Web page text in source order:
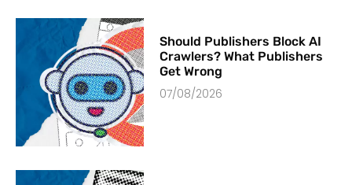
Should Publishers Block AI
Crawlers? What Publishers
Get Wrong
07/08/2026